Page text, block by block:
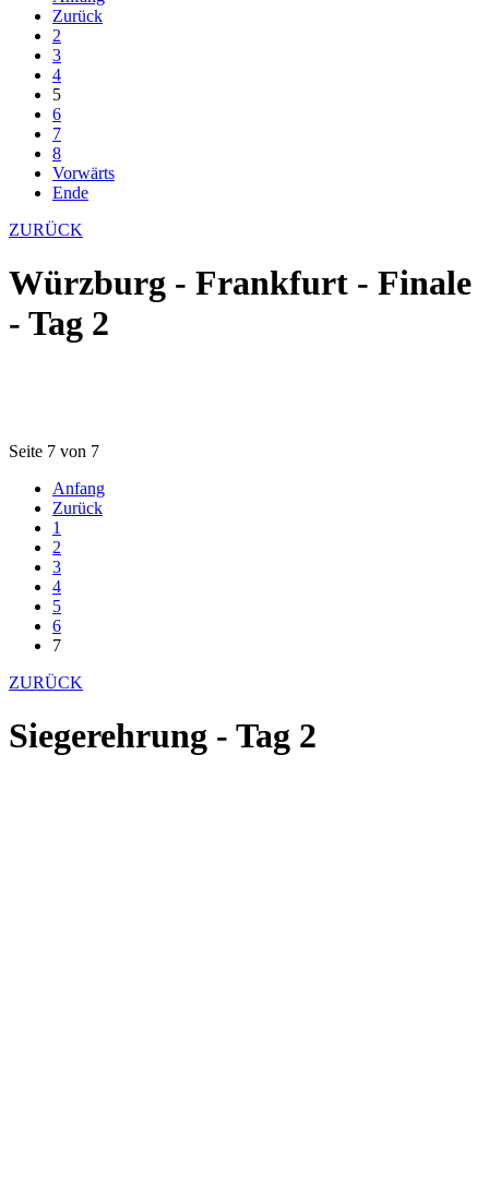
Zurück
2
3
4
5
6
7
8
Vorwärts
Ende
ZURÜCK
Würzburg - Frankfurt - Finale
- Tag 2
Seite 7 von 7
Anfang
Zurück
1
2
3
4
5
6
7
ZURÜCK
Siegerehrung - Tag 2